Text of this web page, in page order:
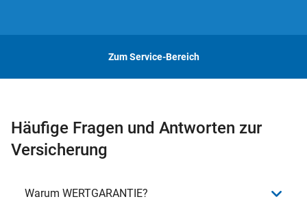
Zum Service-Bereich
Häufige Fragen und Antworten zur
Versicherung
Warum WERTGARANTIE?